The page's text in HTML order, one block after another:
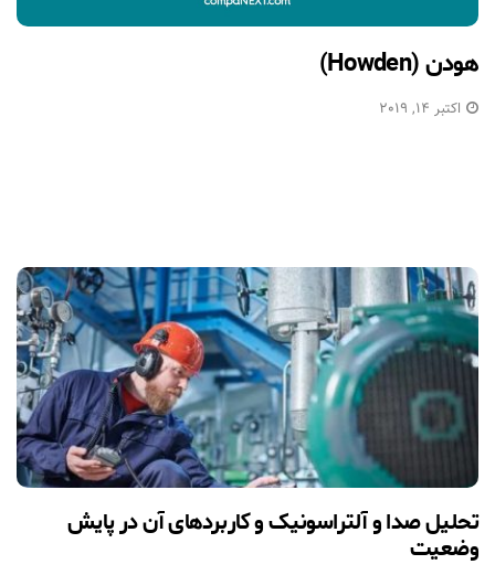
هودن (Howden)
اکتبر 14, 2019
تحلیل صدا و آلتراسونیک و کاربردهای آن در پایش
وضعیت